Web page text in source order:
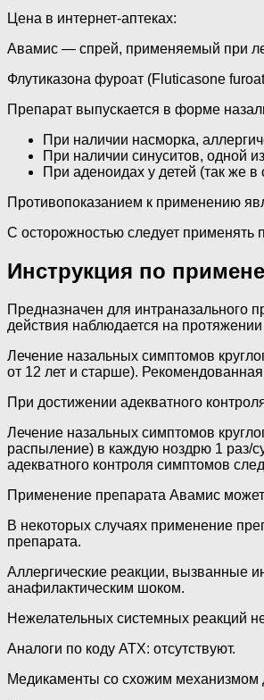
Цена в интернет-аптеках:
Авамис — спрей, применяемый при
Флутиказона фуроат (Fluticasone
Препарат выпускается в форме
При наличии насморка,
При наличии синуситов, одной
При аденоидах у детей (так же в
Противопоказанием к применению
С осторожностью следует применять
Инструкция по
Предназначен для интраназального
действия наблюдается на
Лечение назальных симптомов
от 12 лет и старше).
При достижении адекватного
Лечение назальных симптомов
распыление) в каждую ноздрю 1 раз/
адекватного контроля симптомов
Применение препарата Авамис
В некоторых случаях применение
препарата.
Аллергические реакции, вызванные
анафилактическим шоком.
Нежелательных системных реакций
Аналоги по коду АТХ: отсутствуют.
Медикаменты со схожим механизмом